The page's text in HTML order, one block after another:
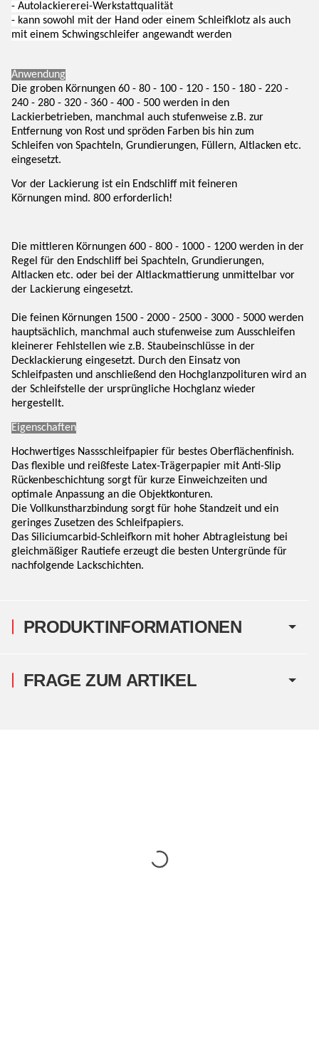
PRODUKTINFORMATIONEN
- Autolackiererei-Werkstattqualität
- kann sowohl mit der Hand oder einem Schleifklotz als auch
mit einem Schwingschleifer angewandt werden
Anwendung
Die groben Körnungen 60 - 80 - 100 - 120 - 150 - 180 - 220 -
240 - 280 - 320 - 360 - 400 - 500 werden in den
Lackierbetrieben, manchmal auch stufenweise z.B. zur
Entfernung von Rost und spröden Farben bis hin zum
Schleifen von Spachteln, Grundierungen, Füllern, Altlacken etc.
eingesetzt.
Vor der Lackierung ist ein Endschliff mit feineren
Körnungen mind. 800 erforderlich!
Die mittleren Körnungen 600 - 800 - 1000 - 1200 werden in der
Regel für den Endschliff bei Spachteln, Grundierungen,
Altlacken etc. oder bei der Altlackmattierung unmittelbar vor
der Lackierung eingesetzt.
Die feinen Körnungen 1500 - 2000 - 2500 - 3000 - 5000 werden
hauptsächlich, manchmal auch stufenweise zum Ausschleifen
kleinerer Fehlstellen wie z.B. Staubeinschlüsse in der
Decklackierung eingesetzt. Durch den Einsatz von
Schleifpasten und anschließend den Hochglanzpolituren wird an
der Schleifstelle der ursprüngliche Hochglanz wieder
hergestellt.
Eigenschaften
Hochwertiges Nassschleifpapier für bestes Oberflächenfinish.
Das flexible und reißfeste Latex-Trägerpapier mit Anti-Slip
Rückenbeschichtung sorgt für kurze Einweichzeiten und
optimale Anpassung an die Objektkonturen.
Die Vollkunstharzbindung sorgt für hohe Standzeit und ein
geringes Zusetzen des Schleifpapiers.
Das Siliciumcarbid-Schleifkorn mit hoher Abtragleistung bei
gleichmäßiger Rautiefe erzeugt die besten Untergründe für
nachfolgende Lackschichten.
FRAGE ZUM ARTIKEL